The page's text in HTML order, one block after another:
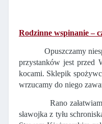
Rodzinne wspinanie –
Opuszczamy
przystanków jest przed
kocami. Sklepik
wrzucamy do niego
Rano
sławojka z tyłu